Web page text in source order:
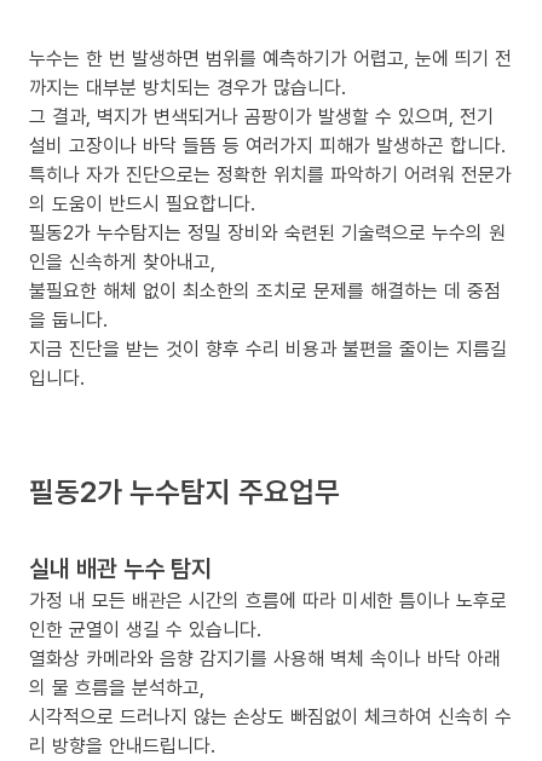
누수는 한 번 발생하면 범위를 예측하기가 어렵고, 눈에 띄기 전
까지는 대부분 방치되는 경우가 많습니다.
그 결과, 벽지가 변색되거나 곰팡이가 발생할 수 있으며, 전기
설비 고장이나 바닥 들뜸 등 여러가지 피해가 발생하곤 합니다.
특히나 자가 진단으로는 정확한 위치를 파악하기 어려워 전문가
의 도움이 반드시 필요합니다.
필동2가 누수탐지는 정밀 장비와 숙련된 기술력으로 누수의 원
인을 신속하게 찾아내고,
불필요한 해체 없이 최소한의 조치로 문제를 해결하는 데 중점
을 둡니다.
지금 진단을 받는 것이 향후 수리 비용과 불편을 줄이는 지름길
입니다.
필동2가 누수탐지 주요업무
실내 배관 누수 탐지
가정 내 모든 배관은 시간의 흐름에 따라 미세한 틈이나 노후로
인한 균열이 생길 수 있습니다.
열화상 카메라와 음향 감지기를 사용해 벽체 속이나 바닥 아래
의 물 흐름을 분석하고,
시각적으로 드러나지 않는 손상도 빠짐없이 체크하여 신속히 수
리 방향을 안내드립니다.